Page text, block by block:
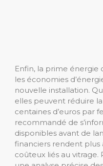
Enfin, la prime énergie
les économies
nouvelle installation.
elles peuvent réduire
centaines d’euros par
recommandé de
disponibles avant de
financiers rendent plus
coûteux liés au